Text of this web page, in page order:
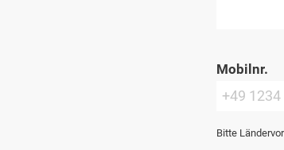
Mobilnr.
Bitte